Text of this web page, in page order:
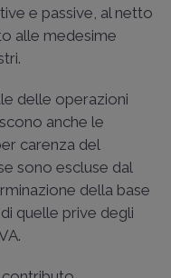
e passive, al netto
alle medesime
delle operazioni
anche le
carenza del
sono escluse dal
della base
quelle prive degli